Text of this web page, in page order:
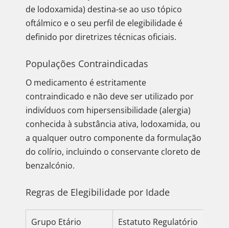
de lodoxamida) destina-se ao uso tópico
oftálmico e o seu perfil de elegibilidade é
definido por diretrizes técnicas oficiais.
Populações Contraindicadas
O medicamento é estritamente
contraindicado e não deve ser utilizado por
indivíduos com hipersensibilidade (alergia)
conhecida à substância ativa, lodoxamida, ou
a qualquer outro componente da formulação
do colírio, incluindo o conservante cloreto de
benzalcónio.
Regras de Elegibilidade por Idade
Grupo Etário Estatuto Regulatório